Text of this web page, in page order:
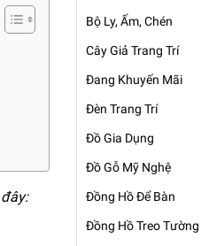
Bộ Ly, Ấm, Chén
Cây Giả Trang Trí
Đang Khuyến Mãi
Đèn Trang Trí
Đồ Gia Dụng
Đồ Gỗ Mỹ Nghệ
Đồng Hồ Để Bàn
Đồng Hồ Treo Tường